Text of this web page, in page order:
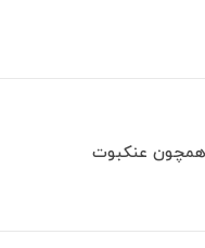
عنکبوت